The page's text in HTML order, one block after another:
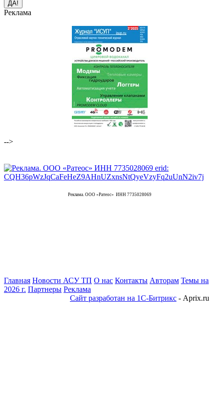
Реклама
-->
Реклама. ООО «Ратеос» ИНН 7735028069
Главная Новости АСУ ТП О нас Контакты Авторам Темы на
2026 г. Партнеры Реклама
Сайт разработан на 1С-Битрикс - Aprix.ru